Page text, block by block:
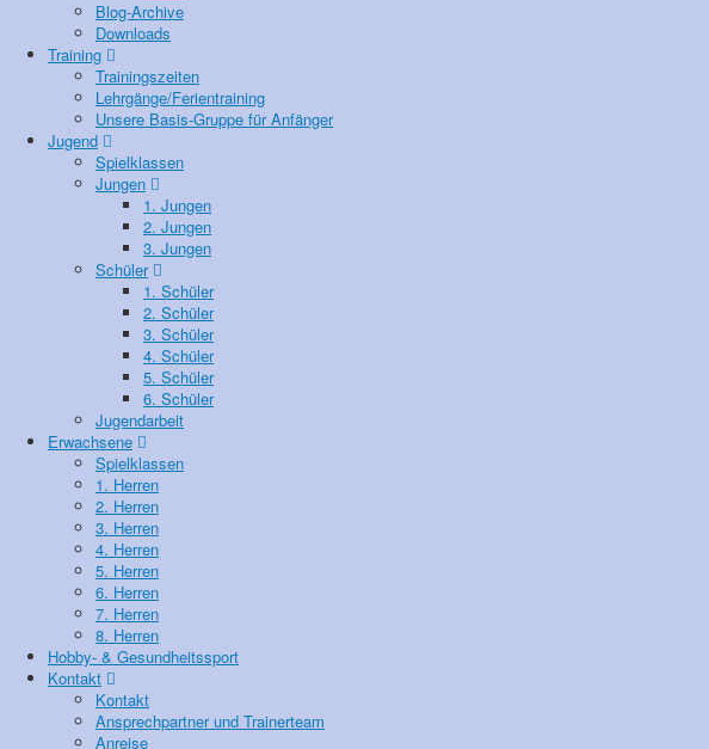
Blog-Archive
Downloads
Training
Trainingszeiten
Lehrgänge/Ferientraining
Unsere Basis-Gruppe für Anfänger
Jugend
Spielklassen
Jungen
1. Jungen
2. Jungen
3. Jungen
Schüler
1. Schüler
2. Schüler
3. Schüler
4. Schüler
5. Schüler
6. Schüler
Jugendarbeit
Erwachsene
Spielklassen
1. Herren
2. Herren
3. Herren
4. Herren
5. Herren
6. Herren
7. Herren
8. Herren
Hobby- & Gesundheitssport
Kontakt
Kontakt
Ansprechpartner und Trainerteam
Anreise